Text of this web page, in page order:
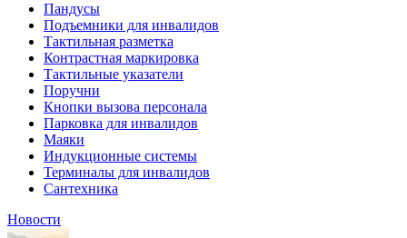
Пандусы
Подъемники для инвалидов
Тактильная разметка
Контрастная маркировка
Тактильные указатели
Поручни
Кнопки вызова персонала
Парковка для инвалидов
Маяки
Индукционные системы
Терминалы для инвалидов
Сантехника
Новости